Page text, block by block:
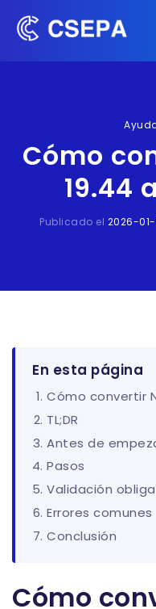
Cómo
19.44
Publicado el 2026-
En esta página
Cómo convertir
TL;DR
Antes de
Pasos
Validación
Errores comunes
Conclusión
Cómo